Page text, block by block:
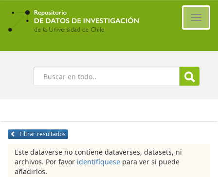
Ir
contenido
principal
Buscar
Filtrar resultados
Este dataverse no contiene dataverses, datasets, ni
archivos. Por favor identifíquese para ver si puede
añadirlos.